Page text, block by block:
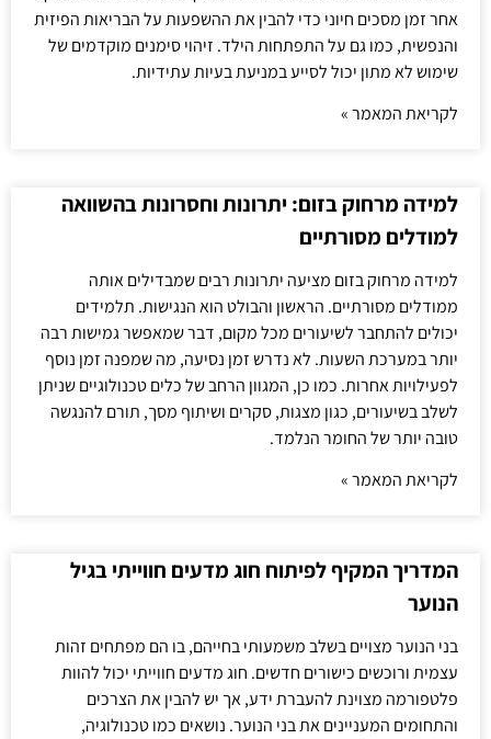
אחר זמן מסכים חיוני כדי להבין את ההשפעות על הבריאות הפיזית
והנפשית, כמו גם על התפתחות הילד. זיהוי סימנים מוקדמים של
שימוש לא מתון יכול לסייע במניעת בעיות עתידיות.
לקריאת המאמר »
למידה מרחוק בזום: יתרונות וחסרונות בהשוואה
למודלים מסורתיים
למידה מרחוק בזום מציעה יתרונות רבים שמבדילים אותה
ממודלים מסורתיים. הראשון והבולט הוא הנגישות. תלמידים
יכולים להתחבר לשיעורים מכל מקום, דבר שמאפשר גמישות רבה
יותר במערכת השעות. לא נדרש זמן נסיעה, מה שמפנה זמן נוסף
לפעילויות אחרות. כמו כן, המגוון הרחב של כלים טכנולוגיים שניתן
לשלב בשיעורים, כגון מצגות, סקרים ושיתוף מסך, תורם להנגשה
טובה יותר של החומר הנלמד.
לקריאת המאמר »
המדריך המקיף לפיתוח חוג מדעים חווייתי בגיל
הנוער
בני הנוער מצויים בשלב משמעותי בחייהם, בו הם מפתחים זהות
עצמית ורוכשים כישורים חדשים. חוג מדעים חווייתי יכול להוות
פלטפורמה מצוינת להעברת ידע, אך יש להבין את הצרכים
והתחומים המעניינים את בני הנוער. נושאים כמו טכנולוגיה,